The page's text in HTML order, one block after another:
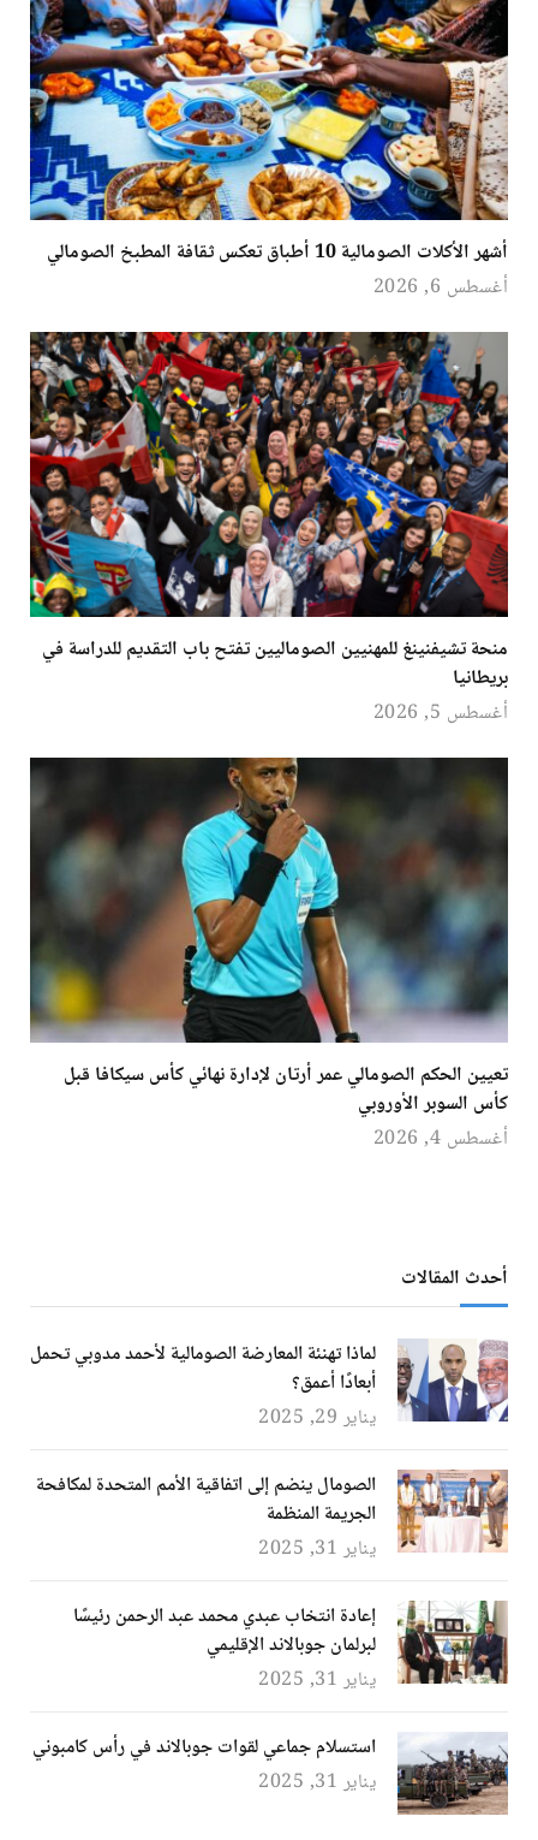
أشهر الأكلات الصومالية 10 أطباق تعكس ثقافة المطبخ الصومالي
أغسطس 6, 2026
منحة تشيفنينغ للمهنيين الصوماليين تفتح باب التقديم للدراسة في
بريطانيا
أغسطس 5, 2026
تعيين الحكم الصومالي عمر أرتان لإدارة نهائي كأس سيكافا قبل
كأس السوبر الأوروبي
أغسطس 4, 2026
أحدث المقالات
لماذا تهنئة المعارضة الصومالية لأحمد مدوبي تحمل
أبعادًا أعمق؟
يناير 29, 2025
الصومال ينضم إلى اتفاقية الأمم المتحدة لمكافحة
الجريمة المنظمة
يناير 31, 2025
إعادة انتخاب عبدي محمد عبد الرحمن رئيسًا
لبرلمان جوبالاند الإقليمي
يناير 31, 2025
استسلام جماعي لقوات جوبالاند في رأس كامبوني
يناير 31, 2025